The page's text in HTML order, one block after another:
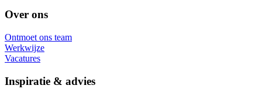
Over ons
Ontmoet ons team
Werkwijze
Vacatures
Inspiratie & advies